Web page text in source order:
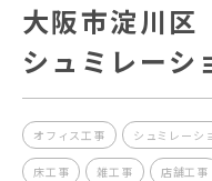
大阪市淀川
シュミレーシ
オフィス工事 シュミレーシ
床工事 雑工事 店舗工事